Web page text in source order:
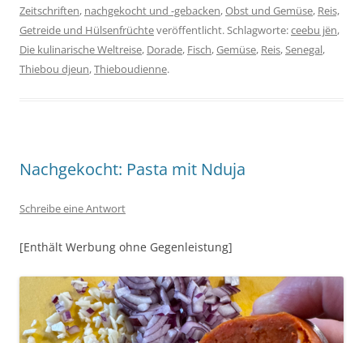
Zeitschriften, nachgekocht und -gebacken,Obst und Gemüse, Reis,
Getreide und Hülsenfrüchteveröffentlicht. Schlagworte:ceebu jën,
Die kulinarische Weltreise, Dorade, Fisch,Gemüse, Reis,Senegal,
Thiebou djeun,Thieboudienne.
Nachgekocht: Pasta mit Nduja
Schreibe eine Antwort
[Enthält Werbung ohne Gegenleistung]